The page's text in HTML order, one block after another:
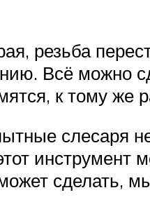
резьба
Всё можно
к тому же
слесаря
инструмент
сделать,